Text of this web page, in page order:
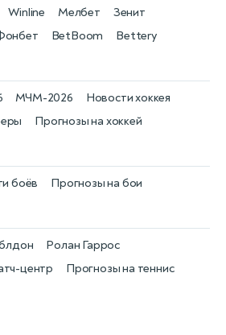
Winline
BetBoom
Мелбет
Bettery
Зенит
Новости хоккея
Прогнозы на хоккей
МЧМ-2026
боёв Прогнозы на бои
центр
Прогнозы на теннис
Ролан Гаррос